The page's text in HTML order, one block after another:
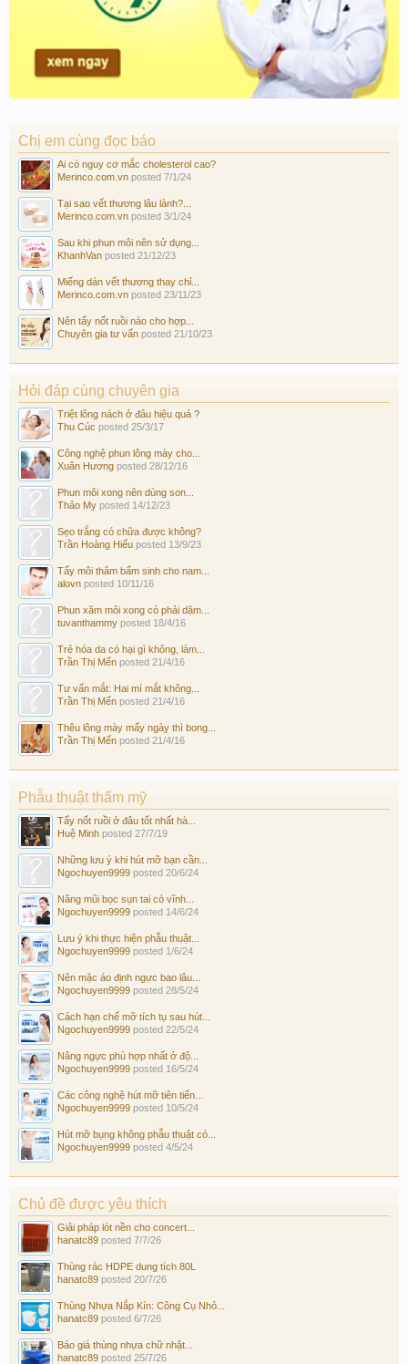
Chị em cùng đọc báo
Ai có nguy cơ mắc cholesterol cao?
Merinco.com.vn posted 7/1/24
Tại sao vết thương lâu lành?...
Merinco.com.vn posted 3/1/24
Sau khi phun môi nên sử dụng...
KhanhVan posted 21/12/23
Miếng dán vết thương thay chỉ...
Merinco.com.vn posted 23/11/23
Nên tẩy nốt ruồi nào cho hợp...
Chuyên gia tư vấn posted 21/10/23
Hỏi đáp cùng chuyên gia
Triệt lông nách ở đâu hiệu quả ?
Thu Cúc posted 25/3/17
Công nghệ phun lông mày cho...
Xuân Hương posted 28/12/16
Phun môi xong nên dùng son...
Thảo My posted 14/12/23
Sẹo trắng có chữa được không?
Trần Hoàng Hiếu posted 13/9/23
Tẩy môi thâm bẩm sinh cho nam...
alovn posted 10/11/16
Phun xăm môi xong có phải dặm...
tuvanthammy posted 18/4/16
Trẻ hóa da có hại gì không, làm...
Trần Thị Mến posted 21/4/16
Tư vấn mắt: Hai mí mắt không...
Trần Thị Mến posted 21/4/16
Thêu lông mày mấy ngày thì bong...
Trần Thị Mến posted 21/4/16
Phẫu thuật thẩm mỹ
Tẩy nốt ruồi ở đâu tốt nhất hà...
Huệ Minh posted 27/7/19
Những lưu ý khi hút mỡ bạn cần...
Ngochuyen9999 posted 20/6/24
Nâng mũi bọc sụn tai có vĩnh...
Ngochuyen9999 posted 14/6/24
Lưu ý khi thực hiện phẫu thuật...
Ngochuyen9999 posted 1/6/24
Nên mặc áo định ngực bao lâu...
Ngochuyen9999 posted 28/5/24
Cách hạn chế mỡ tích tụ sau hút...
Ngochuyen9999 posted 22/5/24
Nâng ngực phù hợp nhất ở độ...
Ngochuyen9999 posted 16/5/24
Các công nghệ hút mỡ tiên tiến...
Ngochuyen9999 posted 10/5/24
Hút mỡ bụng không phẫu thuật có...
Ngochuyen9999 posted 4/5/24
Chủ đề được yêu thích
Giải pháp lót nền cho concert...
hanatc89 posted 7/7/26
Thùng rác HDPE dung tích 80L
hanatc89 posted 20/7/26
Thùng Nhựa Nắp Kín: Công Cụ Nhỏ...
hanatc89 posted 6/7/26
Báo giá thùng nhựa chữ nhật...
hanatc89 posted 25/7/26